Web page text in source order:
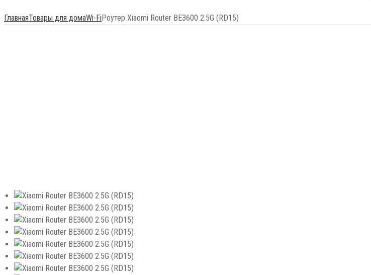
ГлавнаяТовары для домаWi-FiРоутер Xiaomi Router BE3600 2.5G (RD15)